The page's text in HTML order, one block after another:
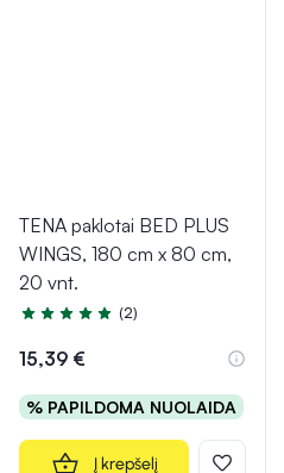
TENA paklotai BED PLUS
WINGS, 180 cm x 80 cm,
20 vnt.
Įvertinimas 5.0 iš 5
(2)
15,39 €
% PAPILDOMA NUOLAIDA
Į krepšelį